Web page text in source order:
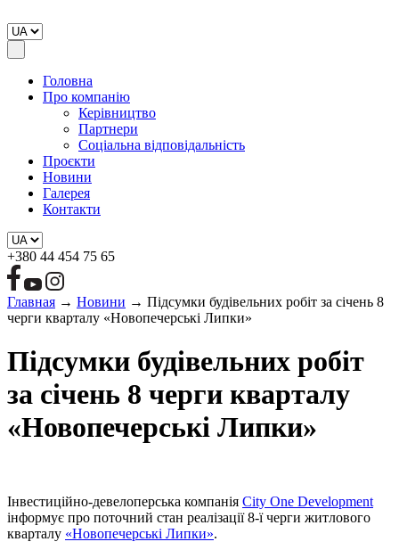
Головна
Про компанію
Керівництво
Партнери
Соціальна відповідальність
Проєкти
Новини
Галерея
Контакти
+380 44 454 75 65
Главная → Новини → Підсумки будівельних робіт за січень 8
черги кварталу «Новопечерські Липки»
Підсумки будівельних робіт
за січень 8 черги кварталу
«Новопечерські Липки»
Інвестиційно-девелоперська компанія City One Development
інформує про поточний стан реалізації 8-ї черги житлового
кварталу «Новопечерські Липки».